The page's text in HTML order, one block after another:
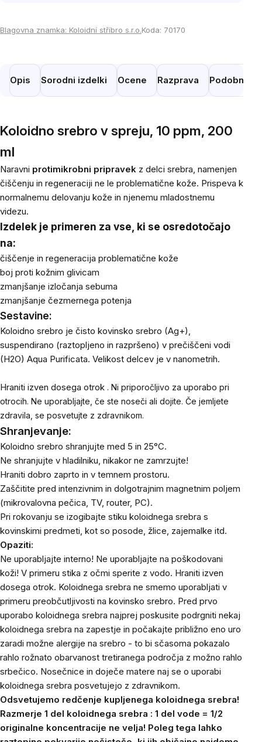
Blagovna znamka: Koloidní stříbro s.r.o.Koda: 70170
Opis Sorodni izdelki Ocene Razprava Podobni
Koloidno srebro v spreju, 10 ppm, 200
ml
Naravni protimikrobni pripravek z delci srebra, namenjen
čiščenju in regeneraciji ne le problematične kože. Prispeva k
normalnemu delovanju kože in njenemu mladostnemu
videzu.
Izdelek je primeren za vse, ki se osredotočajo
na:
čiščenje in regeneracija problematične kože
boj proti kožnim glivicam
zmanjšanje izločanja sebuma
zmanjšanje čezmernega potenja
Sestavine:
Koloidno srebro je čisto kovinsko srebro (Ag+),
suspendirano (raztopljeno in razpršeno) v prečiščeni vodi
(H2O) Aqua Purificata. Velikost delcev je v nanometrih.
Hraniti izven dosega otrok . Ni priporočljivo za uporabo pri
otrocih. Ne uporabljajte, če ste noseči ali dojite. Če jemljete
zdravila, se posvetujte z zdravnikom.
Shranjevanje:
Koloidno srebro shranjujte med 5 in 25°C.
Ne shranjujte v hladilniku, nikakor ne zamrzujte!
Hraniti dobro zaprto in v temnem prostoru.
Zaščitite pred intenzivnim in dolgotrajnim magnetnim poljem
(mikrovalovna pečica, TV, router, PC).
Pri rokovanju se izogibajte stiku koloidnega srebra s
kovinskimi predmeti, kot so posode, žlice, zajemalke itd.
Opaziti:
Ne uporabljajte interno! Ne uporabljajte na poškodovani
koži! V primeru stika z očmi sperite z vodo. Hraniti izven
dosega otrok. Koloidnega srebra ne smemo uporabljati v
primeru preobčutljivosti na kovinsko srebro. Pred prvo
uporabo koloidnega srebra najprej poskusite podrgniti nekaj
koloidnega srebra na zapestje in počakajte približno eno uro
zaradi možne alergije na srebro - to bi sčasoma pokazalo
rahlo rožnato obarvanost tretiranega področja z možno rahlo
srbečico. Nosečnice in doječe matere naj se o uporabi
koloidnega srebra posvetujejo z zdravnikom.
Odsvetujemo redčenje kupljenega koloidnega srebra!
Razmerje 1 del koloidnega srebra : 1 del vode = 1/2
originalne koncentracije ne velja! Poleg tega lahko